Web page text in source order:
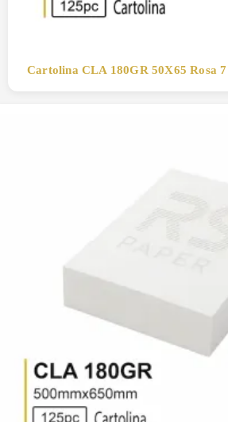
Cartolina CLA 180GR 50X65 Rosa 7